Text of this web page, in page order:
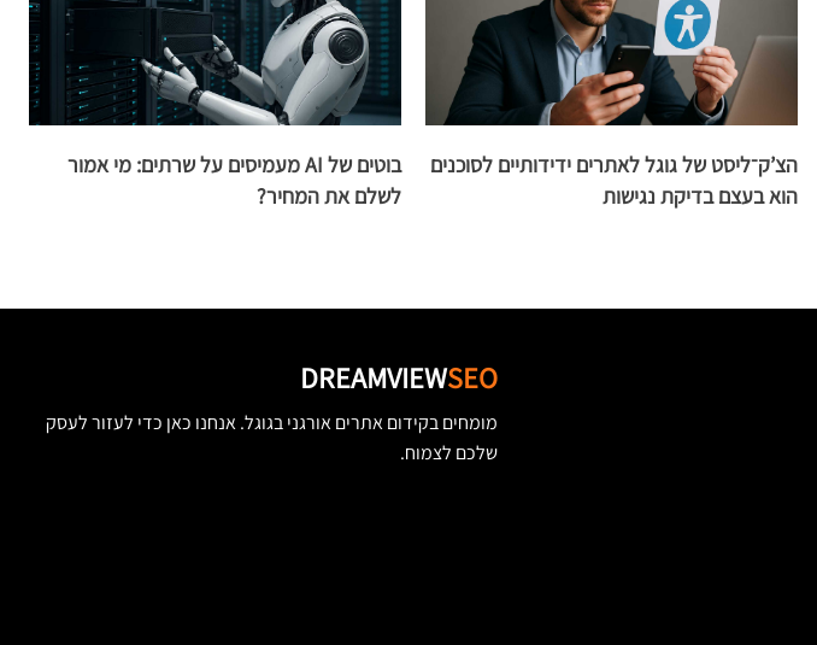
הצ’ק־ליסט של גוגל לאתרים ידידותיים לסוכנים
הוא בעצם בדיקת נגישות
בוטים של AI מעמיסים על שרתים: מי אמור
לשלם את המחיר?
DREAMVIEWSEO
מומחים בקידום אתרים אורגני בגוגל. אנחנו כאן כדי לעזור לעסק
שלכם לצמוח.